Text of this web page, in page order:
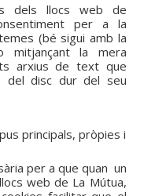
dels llocs web de
per a la
(bé sigui amb la
mitjançant la mera
arxius de text que
del disc dur del seu
principals, pròpies i
per a que quan un
web de La Mútua,